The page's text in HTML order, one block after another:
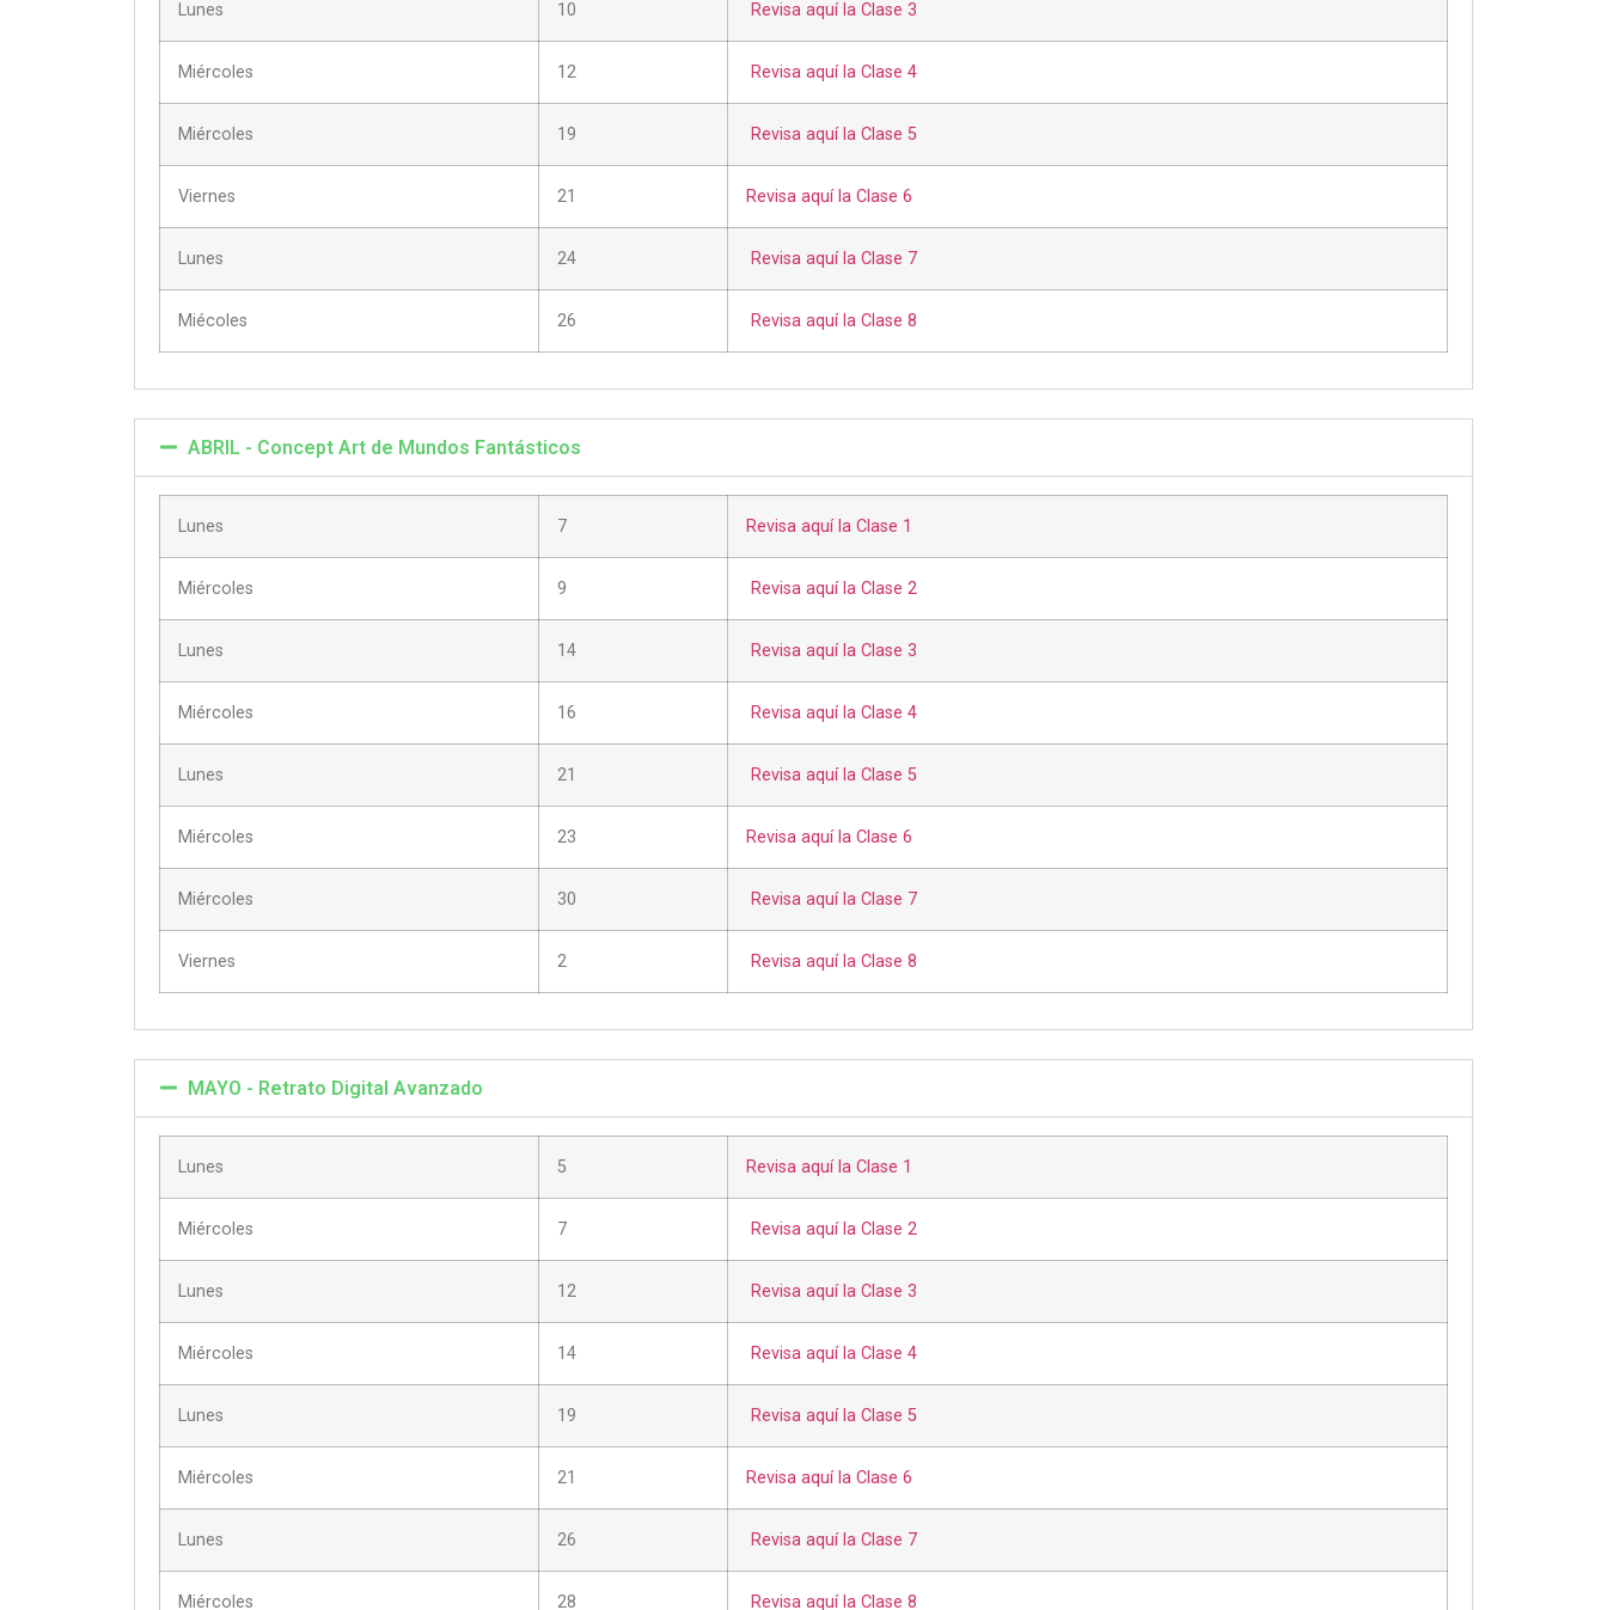
Lunes 10 Revisa aquí la Clase 3
Miércoles 12 Revisa aquí la Clase 4
Miércoles 19 Revisa aquí la Clase 5
Viernes 21 Revisa aquí la Clase 6
Lunes 24 Revisa aquí la Clase 7
Miécoles 26 Revisa aquí la Clase 8
ABRIL - Concept Art de Mundos Fantásticos
Lunes 7 Revisa aquí la Clase 1
Miércoles 9 Revisa aquí la Clase 2
Lunes 14 Revisa aquí la Clase 3
Miércoles 16 Revisa aquí la Clase 4
Lunes 21 Revisa aquí la Clase 5
Miércoles 23 Revisa aquí la Clase 6
Miércoles 30 Revisa aquí la Clase 7
Viernes 2 Revisa aquí la Clase 8
MAYO - Retrato Digital Avanzado
Lunes 5 Revisa aquí la Clase 1
Miércoles 7 Revisa aquí la Clase 2
Lunes 12 Revisa aquí la Clase 3
Miércoles 14 Revisa aquí la Clase 4
Lunes 19 Revisa aquí la Clase 5
Miércoles 21 Revisa aquí la Clase 6
Lunes 26 Revisa aquí la Clase 7
Miércoles 28 Revisa aquí la Clase 8